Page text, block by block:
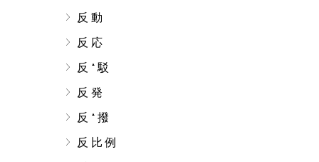
反動
反応
反
▲駁
反発
反
▲撥
反比例